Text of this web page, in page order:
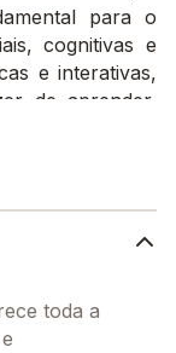
para o
cognitivas e
e interativas,
de aprender,
necessidades
liberdade para
seus
seu filho uma
toda a